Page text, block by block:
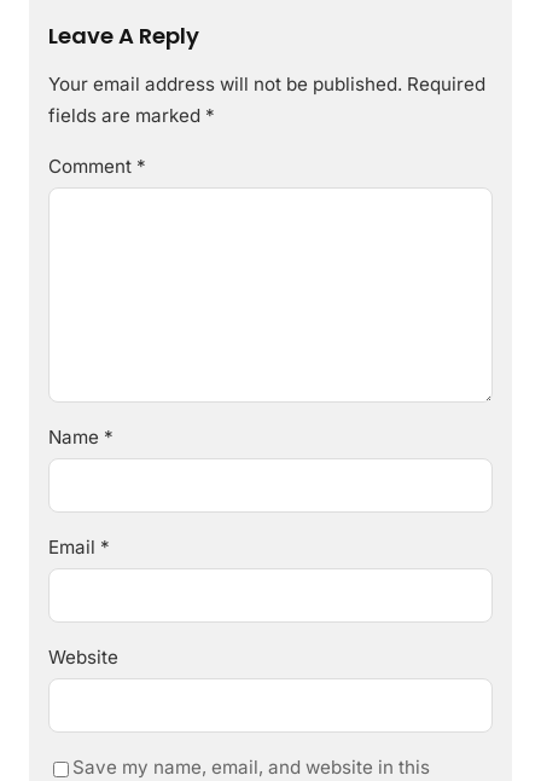
Leave A Reply
Your email address will not be published. Required
fields are marked *
Comment *
Name *
Email *
Website
Save my name, email, and website in this